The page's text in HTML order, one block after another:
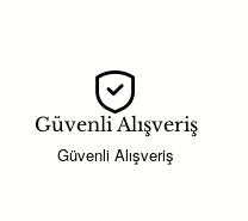
Güvenli Alışveriş
Güvenli Alışveriş